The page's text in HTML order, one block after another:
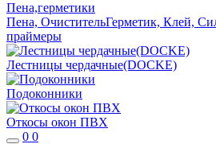
Пена,герметики
Пена, ОчистительГерметик, Клей,
праймеры
Лестницы чердачные(DOCKE)
Подоконники
Откосы окон ПВХ
0 0